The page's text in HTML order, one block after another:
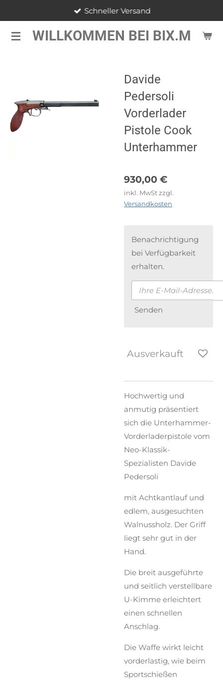
springenWILLKOMMEN BEI BIX.M
Schneller Versand
Davide
Pedersoli
Vorderlader
Pistole Cook
Unterhammer
930,00 €
inkl. MwSt zzgl.
Versandkosten
Benachrichtigung
bei Verfügbarkeit
erhalten.
Senden
Ausverkauft
Hochwertig und
anmutig präsentiert
sich die Unterhammer-
Vorderladerpistole vom
Neo-Klassik-
Spezialisten Davide
Pedersoli
mit Achtkantlauf und
edlem, ausgesuchten
Walnussholz. Der Griff
liegt sehr gut in der
Hand.
Die breit ausgeführte
und seitlich verstellbare
U-Kimme erleichtert
einen schnellen
Anschlag.
Die Waffe wirkt leicht
vorderlastig, wie beim
Sportschießen